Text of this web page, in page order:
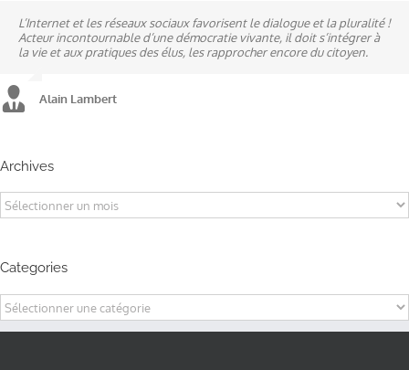
L’Internet et les réseaux sociaux favorisent le dialogue et la pluralité !
Acteur incontournable d’une démocratie vivante, il doit s’intégrer à
la vie et aux pratiques des élus, les rapprocher encore du citoyen.
Alain Lambert
Ne pas subir, mais construire son destin, telle est la philosophie qui
n’a cessé de mobiliser la ville d’Alençon, son agglomération et ses
élus.
Alain Lambert
A mes yeux, la politique est synonyme de service : un sénateur doit
être au service des élus et des communes comme un maire sait si bien
l’être au service des habitants.
Alain Lambert
Archives
Archives
Categories
Categories